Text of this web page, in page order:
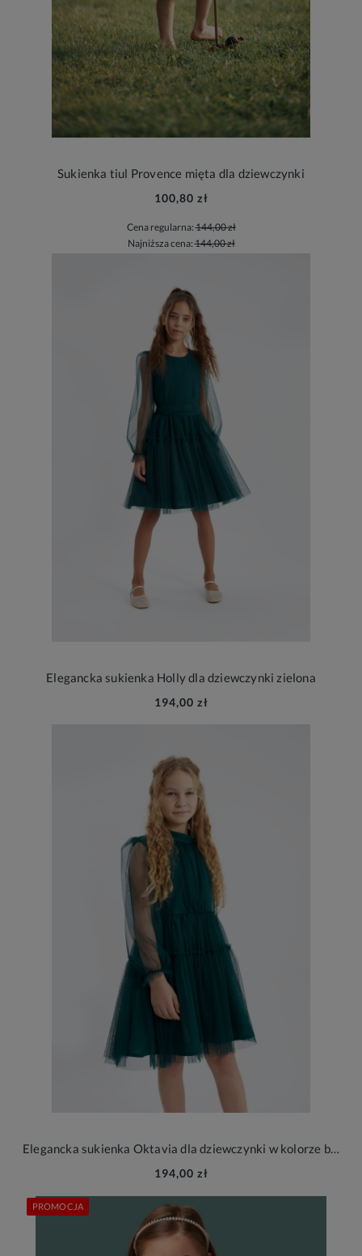
Sukienka tiul Provence mięta dla dziewczynki
100,80 zł
Cena regularna:144,00 zł
Najniższa cena:144,00 zł
Elegancka sukienka Holly dla dziewczynki zielona
194,00 zł
Elegancka sukienka Oktavia dla dziewczynki w kolorze butelkowej zieleni
194,00 zł
PROMOCJA